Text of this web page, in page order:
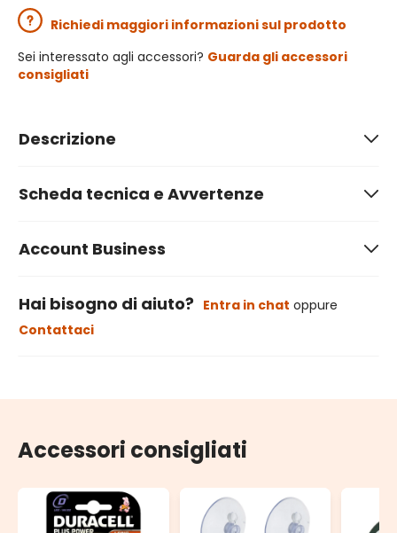
Richiedi maggiori informazioni sul prodotto
Sei interessato agli accessori? Guarda gli accessori
consigliati
Descrizione
Scheda tecnica e Avvertenze
Account Business
Hai bisogno di aiuto? Entra in chat oppure
Contattaci
Accessori consigliati